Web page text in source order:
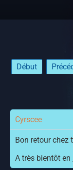
Début
Cyrscee
Bon retour chez
A très bientôt en